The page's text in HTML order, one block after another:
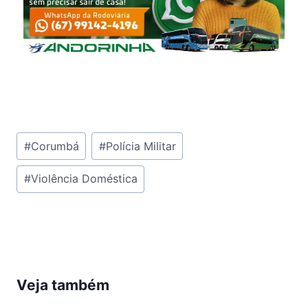
Tags
do
Post:
#Corumbá #Polícia Militar
#Violência Doméstica
Veja também